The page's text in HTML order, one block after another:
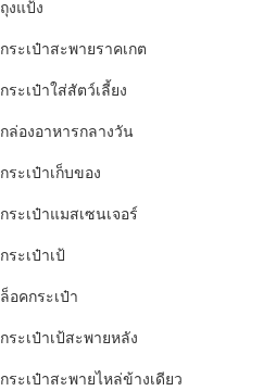
ถุงแป้ง
กระเป๋าสะพายราคเกต
กระเป๋าใส่สัตว์เลี้ยง
กล่องอาหารกลางวัน
กระเป๋าเก็บของ
กระเป๋าแมสเซนเจอร์
กระเป๋าเป้
ล็อคกระเป๋า
กระเป๋าเป้สะพายหลัง
กระเป๋าสะพายไหล่ข้างเดียว